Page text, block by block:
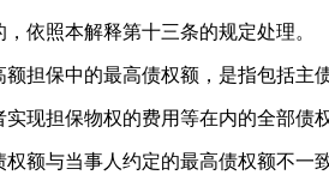
依照本解释第十三条的规定处理。
保中的最高债权额，是指包括主
实现担保物权的费用等在内的全部债
与当事人约定的最高债权额不一